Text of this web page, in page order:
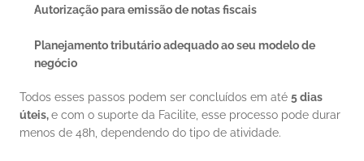
Autorização para emissão de notas fiscais
Planejamento tributário adequado ao seu modelo de
negócio
Todos esses passos podem ser concluídos em até 5 dias
úteis, e com o suporte da Facilite, esse processo pode durar
menos de 48h, dependendo do tipo de atividade.